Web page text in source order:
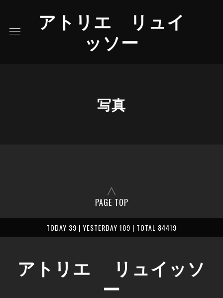
アトリエ リュイ
ッソー
写真
PAGE TOP
TODAY 39 | YESTERDAY 109 | TOTAL 84419
アトリエ リュイッソ
ー